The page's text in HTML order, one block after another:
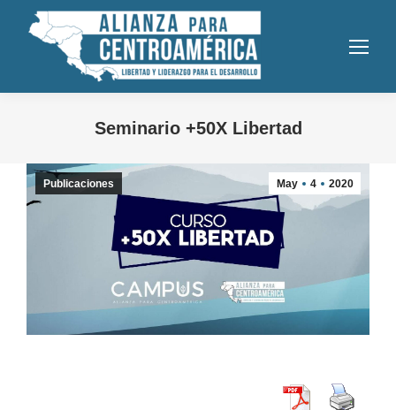
Seminario +50X Libertad
May 4 2020
Publicaciones